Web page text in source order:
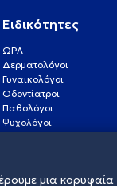
Ειδικότητες
ΩΡΛ
Δερματολόγοι
Γυναικολόγοι
Οδοντίατροι
Παθολόγοι
Ψυχολόγοι
Οφθαλμίατροι
Καρδιολόγοιμια κορυφαία